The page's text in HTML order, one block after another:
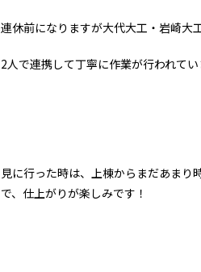
連休前になりますが大代大工・岩崎大
2人で連携して丁寧に作業が行われてい
見に行った時は、上棟からまだあま
で、仕上がりが楽しみです！